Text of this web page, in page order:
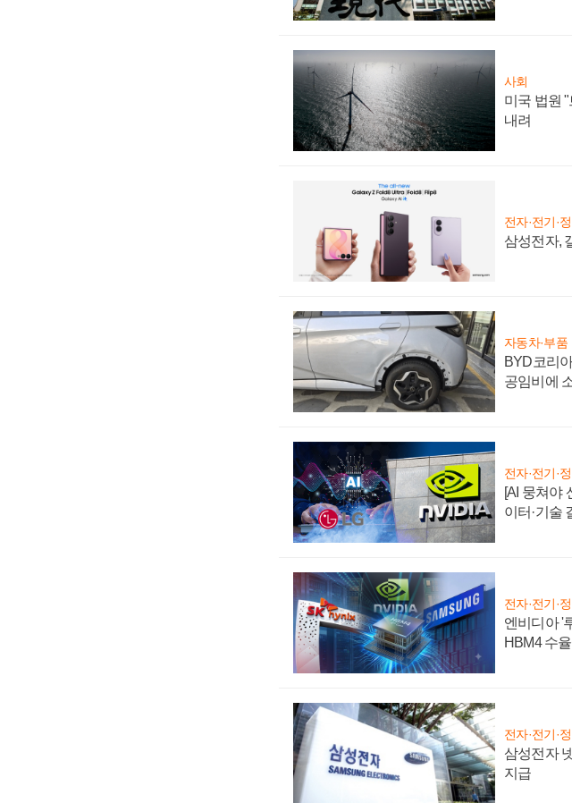
사회
미국 법원
내려
전자·전기·
삼성전자,
자동차·부품
BYD코리
공임비에
전자·전기·
[AI 뭉쳐야
이터·기술
전자·전기·
엔비디아 '
HBM4 수
전자·전기·
삼성전자
지급